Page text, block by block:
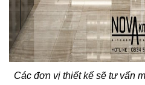
Các đơn vị thiết kế sẽ tư vấn